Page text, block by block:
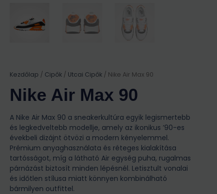
Kezdőlap / Cipők / Utcai Cipők / Nike Air Max 90
Nike Air Max 90
A Nike Air Max 90 a sneakerkultúra egyik legismertebb
és legkedveltebb modellje, amely az ikonikus ’90-es
évekbeli dizájnt ötvözi a modern kényelemmel.
Prémium anyaghasználata és réteges kialakítása
tartósságot, míg a látható Air egység puha, rugalmas
párnázást biztosít minden lépésnél. Letisztult vonalai
és időtlen stílusa miatt könnyen kombinálható
bármilyen outfittel.